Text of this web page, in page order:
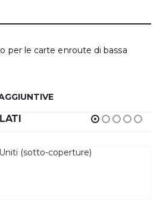
per le carte enroute di bassa